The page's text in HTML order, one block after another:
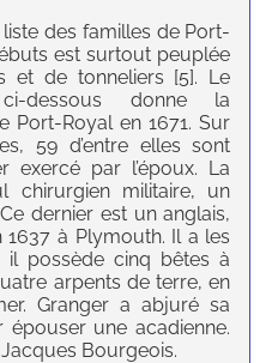
des familles de Port-
est surtout peuplée
et de tonneliers [5]. Le
dessous donne la
Port-Royal en 1671. Sur
59 d’entre elles sont
exercé par l’époux. La
chirurgien militaire, un
dernier est un anglais,
1637 à Plymouth. Il a les
possède cinq bêtes à
arpents de terre, en
Granger a abjuré sa
une acadienne.
Bourgeois.